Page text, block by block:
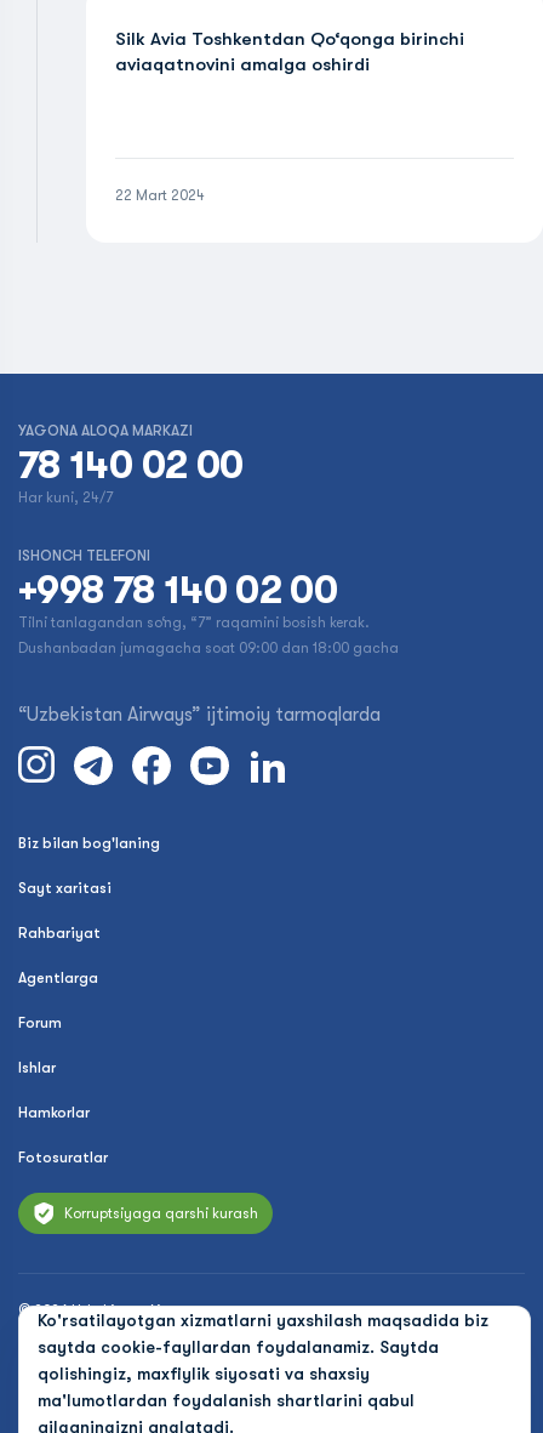
Ko'rsatilayotgan xizmatlarni yaxshilash maqsadida biz
saytda cookie-fayllardan foydalanamiz. Saytda
qolishingiz, maxfiylik siyosati va shaxsiy
ma'lumotlardan foydalanish shartlarini qabul
qilganingizni anglatadi.
Silk Avia Toshkentdan Qo‘qonga birinchi
aviaqatnovini amalga oshirdi
22 Mart 2024
YAGONA ALOQA MARKAZI
78 140 02 00
Har kuni, 24/7
ISHONCH TELEFONI
+998 78 140 02 00
Tilni tanlagandan so‘ng, “7” raqamini bosish kerak.
Dushanbadan jumagacha soat 09:00 dan 18:00 gacha
“Uzbekistan Airways” ijtimoiy tarmoqlarda
Biz bilan bog'laning
Sayt xaritasi
Rahbariyat
Agentlarga
Forum
Ishlar
Hamkorlar
Fotosuratlar
Korruptsiyaga qarshi kurash
© 2026 Uzbekistan Airways
Maxfiylik siyosati
Ommaviy oferta